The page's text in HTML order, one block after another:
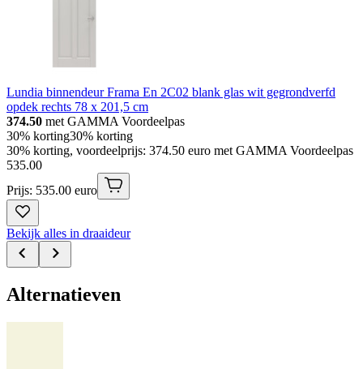
Lundia binnendeur Frama En 2C02 blank glas wit gegrondverfd
opdek rechts 78 x 201,5 cm
374.50 met GAMMA Voordeelpas
30% korting30% korting
30% korting, voordeelprijs: 374.50 euro met GAMMA Voordeelpas
535.00
Prijs: 535.00 euro
Bekijk alles in draaideur
Alternatieven